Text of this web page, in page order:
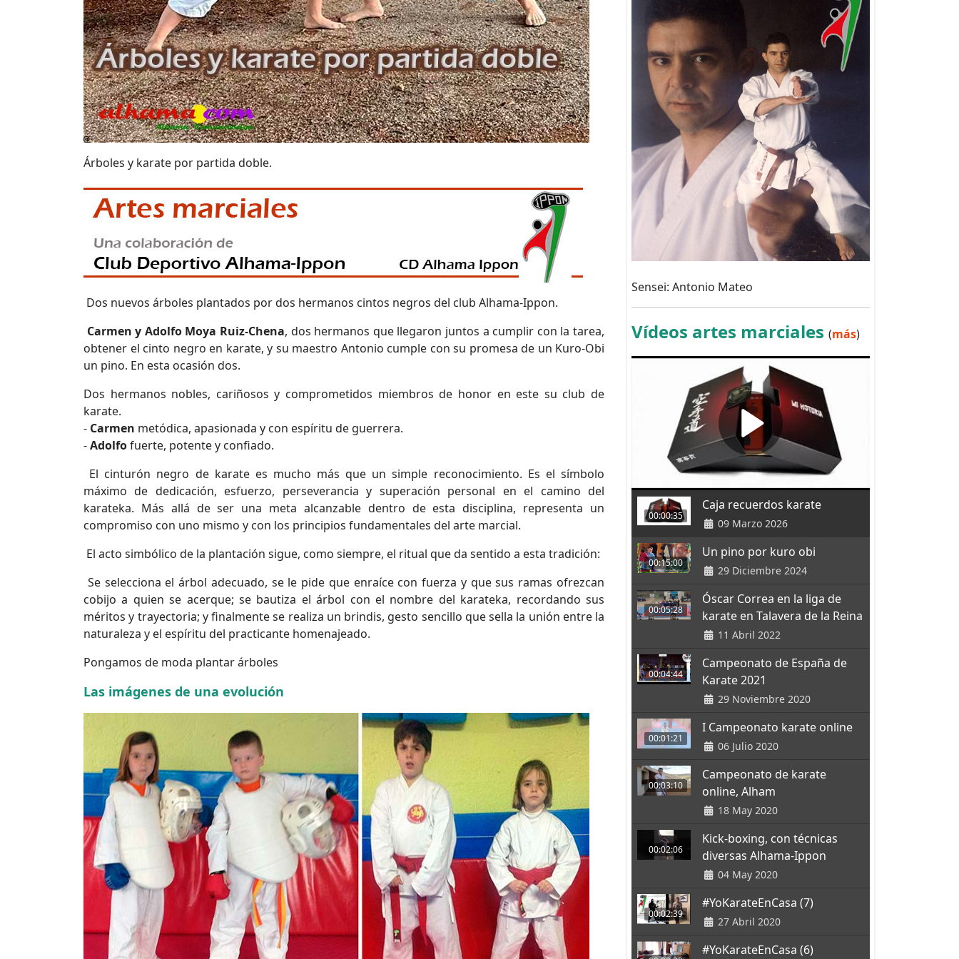
Árboles y karate por partida doble.
Dos nuevos árboles plantados por dos hermanos cintos negros del club Alhama-Ippon.
Carmen y Adolfo Moya Ruiz-Chena, dos hermanos que llegaron juntos a cumplir con la tarea,
obtener el cinto negro en karate, y su maestro Antonio cumple con su promesa de un Kuro-Obi
un pino. En esta ocasión dos.
Dos hermanos nobles, cariñosos y comprometidos miembros de honor en este su club de
karate.
- Carmen metódica, apasionada y con espíritu de guerrera.
-Adolfofuerte, potente y confiado.
El cinturón negro de karate es mucho más que un simple reconocimiento. Es el símbolo
máximo de dedicación, esfuerzo, perseverancia y superación personal en el camino del
karateka. Más allá de ser una meta alcanzable dentro de esta disciplina, representa un
compromiso con uno mismo y con los principios fundamentales del arte marcial.
El acto simbólico de la plantación sigue, como siempre, el ritual que da sentido a esta tradición:
Se selecciona el árbol adecuado, se le pide que enraíce con fuerza y que sus ramas ofrezcan
cobijo a quien se acerque; se bautiza el árbol con el nombre del karateka, recordando sus
méritos y trayectoria; y finalmente se realiza un brindis, gesto sencillo que sella la unión entre la
naturaleza y el espíritu del practicante homenajeado.
Pongamos de moda plantar árboles
Las imágenes de una evolución
Sensei: Antonio Mateo
Vídeos artes marciales (más)
00:00:35
Caja recuerdos karate
09 Marzo 2026
00:15:00
Un pino por kuro obi
29 Diciembre 2024
00:05:28
Óscar Correa en la liga de
karate en Talavera de la Reina
11 Abril 2022
00:04:44
Campeonato de España de
Karate 2021
29 Noviembre 2020
00:01:21
I Campeonato karate online
06 Julio 2020
00:03:10
Campeonato de karate
online, Alham
18 May 2020
00:02:06
Kick-boxing, con técnicas
diversas Alhama-Ippon
04 May 2020
00:02:39
#YoKarateEnCasa (7)
27 Abril 2020
#YoKarateEnCasa (6)